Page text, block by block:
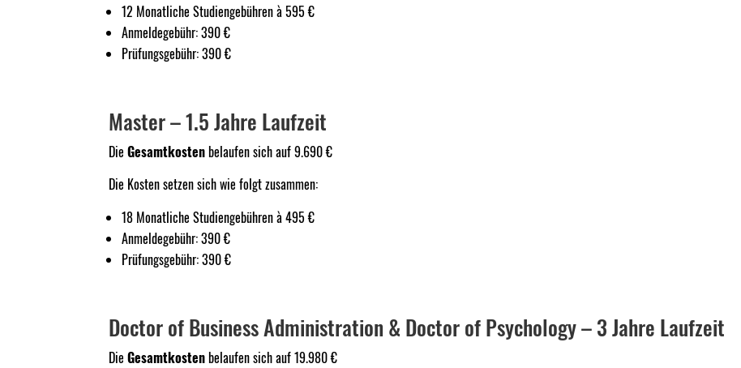
12 Monatliche Studiengebühren à 595 €
Anmeldegebühr: 390 €
Prüfungsgebühr: 390 €
Master – 1.5 Jahre Laufzeit
DieGesamtkostenbelaufen sich auf 9.690 €
Die Kosten setzen sich wie folgt zusammen:
18 Monatliche Studiengebühren à 495 €
Anmeldegebühr: 390 €
Prüfungsgebühr: 390 €
Doctor of Business Administration & Doctor of Psychology – 3 Jahre Laufzeit
DieGesamtkostenbelaufen sich auf 19.980 €